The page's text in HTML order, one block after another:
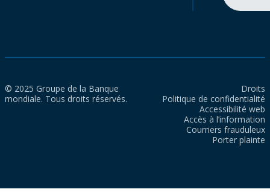
© 2025 Groupe de la Banque
mondiale. Tous droits réservés.
Droits
Politique de confidentialité
Accessibilité web
Accès à l’information
Courriers frauduleux
Porter plainte